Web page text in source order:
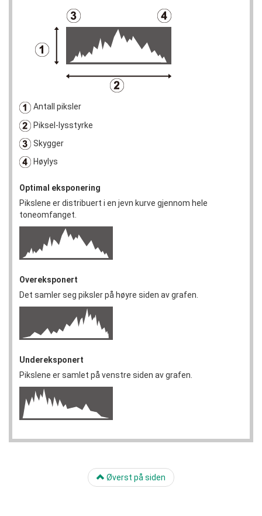
Antall piksler
Piksel-lysstyrke
Skygger
Høylys
Optimal eksponering
Pikslene er distribuert i en jevn kurve gjennom hele
toneomfanget.
Overeksponert
Det samler seg piksler på høyre siden av grafen.
Undereksponert
Pikslene er samlet på venstre siden av grafen.
Øverst på siden